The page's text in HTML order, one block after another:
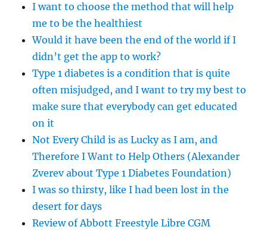
I want to choose the method that will help
me to be the healthiest
Would it have been the end of the world if I
didn’t get the app to work?
Type 1 diabetes is a condition that is quite
often misjudged, and I want to try my best to
make sure that everybody can get educated
on it
Not Every Child is as Lucky as I am, and
Therefore I Want to Help Others (Alexander
Zverev about Type 1 Diabetes Foundation)
I was so thirsty, like I had been lost in the
desert for days
Review of Abbott Freestyle Libre CGM